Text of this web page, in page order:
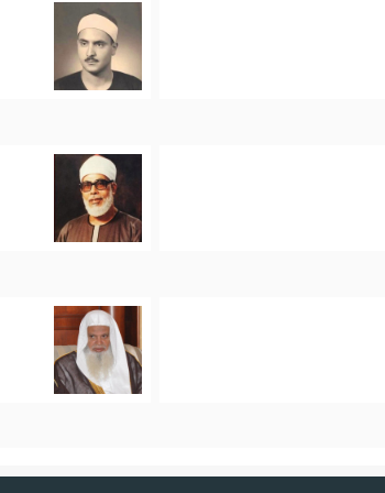
أن تلك الإشاعة وذلك الاتهام إنَّما
،﴿لَّوۡلَاۤ إِذۡ سَمِعۡتُمُوهُ
انتشارها؛ حيث يتولاها من يقصدها
﴿لِكُلِّ ٱمۡرِئࣲ مِّنۡهُم مَّا ٱكۡتَسَبَ مِنَ ٱلۡإِثۡمِۚ
وَتَحۡسَبُونَهُۥ هَیِّنࣰا وَهُوَ عِندَ ٱللَّهِ عَظِیمࣱ﴾
التربوي لتحصِين المجتمع مِن خطر